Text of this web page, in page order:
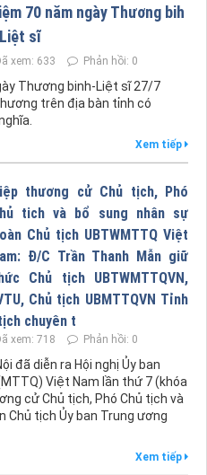
70 năm ngày Thương bih
sĩ
xem: 633 Phản hồi: 0
Thương binh-Liệt sĩ 27/7
trên địa bàn tỉnh có
Xem tiếp
thương cử Chủ tịch, Phó
tich và bổ sung nhân sự
Chủ tịch UBTWMTTQ Việt
Đ/C Trần Thanh Mẫn giữ
Chủ tịch UBTWMTTQVN,
Chủ tịch UBMTTQVN Tỉnh
chuyên t
xem: 718 Phản hồi: 0
đã diễn ra Hội nghị Ủy ban
Việt Nam lần thứ 7 (khóa
cử Chủ tịch, Phó Chủ tịch và
Chủ tịch Ủy ban Trung ương
Xem tiếp